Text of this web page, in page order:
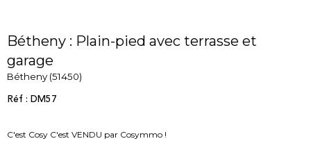
Bétheny : Plain-pied avec terrasse et
garage
Bétheny (51450)
Réf : DM57
C'est Cosy C'est VENDU par Cosymmo !